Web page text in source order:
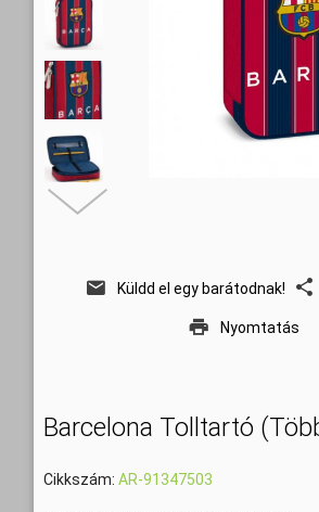
Küldd el egy barátodnak!
Nyomtatás
Barcelona Tolltartó
Cikkszám: AR-91347503